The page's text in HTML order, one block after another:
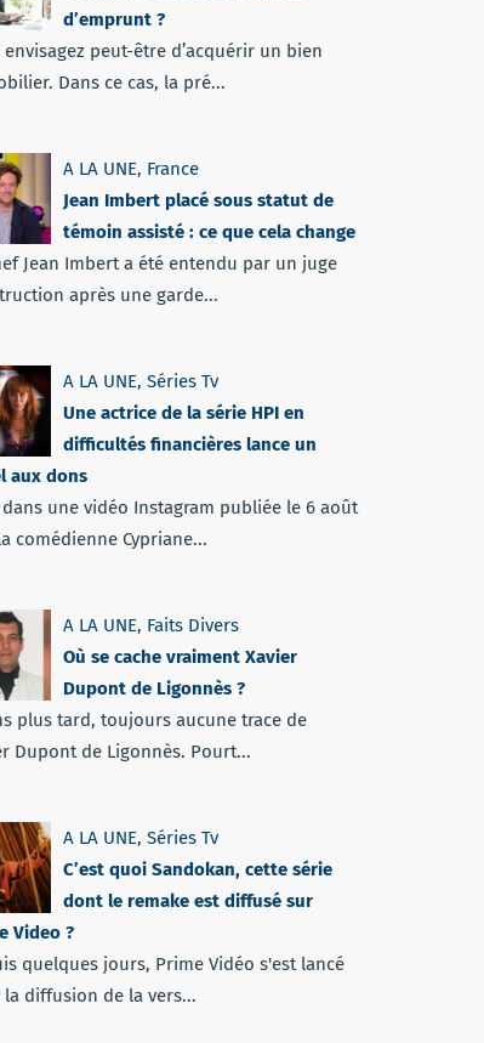
d’emprunt ?
envisagez peut-être d’acquérir un bien
Dans ce cas, la pré...
A LA UNE, France
Jean Imbert placé sous statut de
témoin assisté : ce que cela change
Jean Imbert a été entendu par un juge
après une garde...
A LA UNE, Séries Tv
Une actrice de la série HPI en
difficultés financières lance un
aux dons
dans une vidéo Instagram publiée le 6 août
comédienne Cypriane...
A LA UNE, Faits Divers
Où se cache vraiment Xavier
Dupont de Ligonnès ?
plus tard, toujours aucune trace de
Dupont de Ligonnès. Pourt...
A LA UNE, Séries Tv
C’est quoi Sandokan, cette série
dont le remake est diffusé sur
Video ?
quelques jours, Prime Vidéo s'est lancé
la diffusion de la vers...